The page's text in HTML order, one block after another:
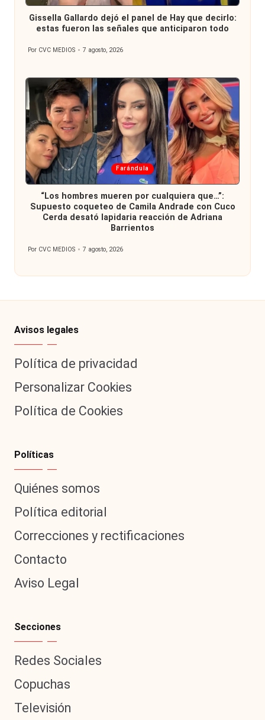
en
Gissella Gallardo dejó el panel de Hay que decirlo:
estas fueron las señales que anticiparon todo
Publicado
Por CVC MEDIOS 7 agosto, 2026
Publicada
en
Farándula
“Los hombres mueren por cualquiera que…”:
Supuesto coqueteo de Camila Andrade con Cuco
Cerda desató lapidaria reacción de Adriana
Barrientos
Publicado
Por CVC MEDIOS 7 agosto, 2026
Avisos legales
Política de privacidad
Personalizar Cookies
Política de Cookies
Políticas
Quiénes somos
Política editorial
Correcciones y rectificaciones
Contacto
Aviso Legal
Secciones
Redes Sociales
Copuchas
Televisión